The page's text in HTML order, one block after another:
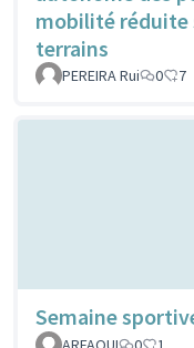
mobilité
terrains
PEREIRA Rui 0 7
Semaine